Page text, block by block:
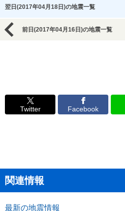
翌日(2017年04月18日)の地震一覧
前日(2017年04月16日)の地震一覧
Twitter Facebook
関連情報
最新の地震情報